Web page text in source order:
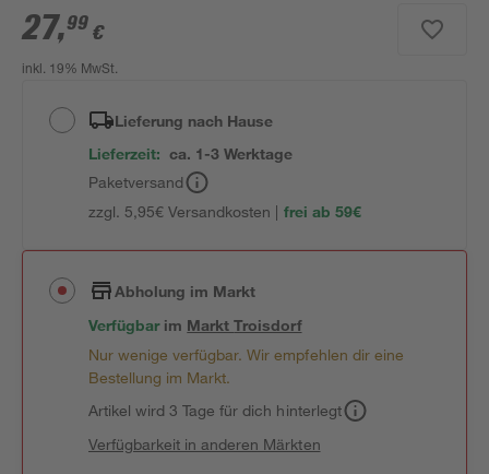
27,99 €
inkl. 19% MwSt.
Lieferung nach Hause
Lieferzeit: ca. 1-3 Werktage
Paketversand
zzgl. 5,95€ Versandkosten | frei ab 59€
Abholung im Markt
Verfügbar im MarktTroisdorf
Nur wenige verfügbar. Wir empfehlen dir eine
Bestellung im Markt.
Artikel wird 3 Tage für dich hinterlegt
Verfügbarkeit in anderen Märkten